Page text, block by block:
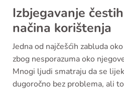
Izbjegavanje
načina korištenja
Jedna od najčešćih zabluda
zbog nesporazuma oko
Mnogi ljudi smatraju da se
dugoročno bez problema, ali